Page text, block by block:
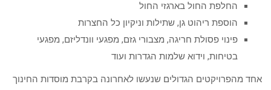
החלפת החול בארגזי החול
הוספת ריהוט גן, שתילות וניקיון כל החצרות
פינוי פסולת חריגה, מצבורי גזם, מפגעי וונדליזם, מפגעי
בטיחות, וידוא שלמות הגדרות ועוד
אחד מהפרויקטים הגדולים שנעשו לאחרונה בקרבת מוסדות החינוך